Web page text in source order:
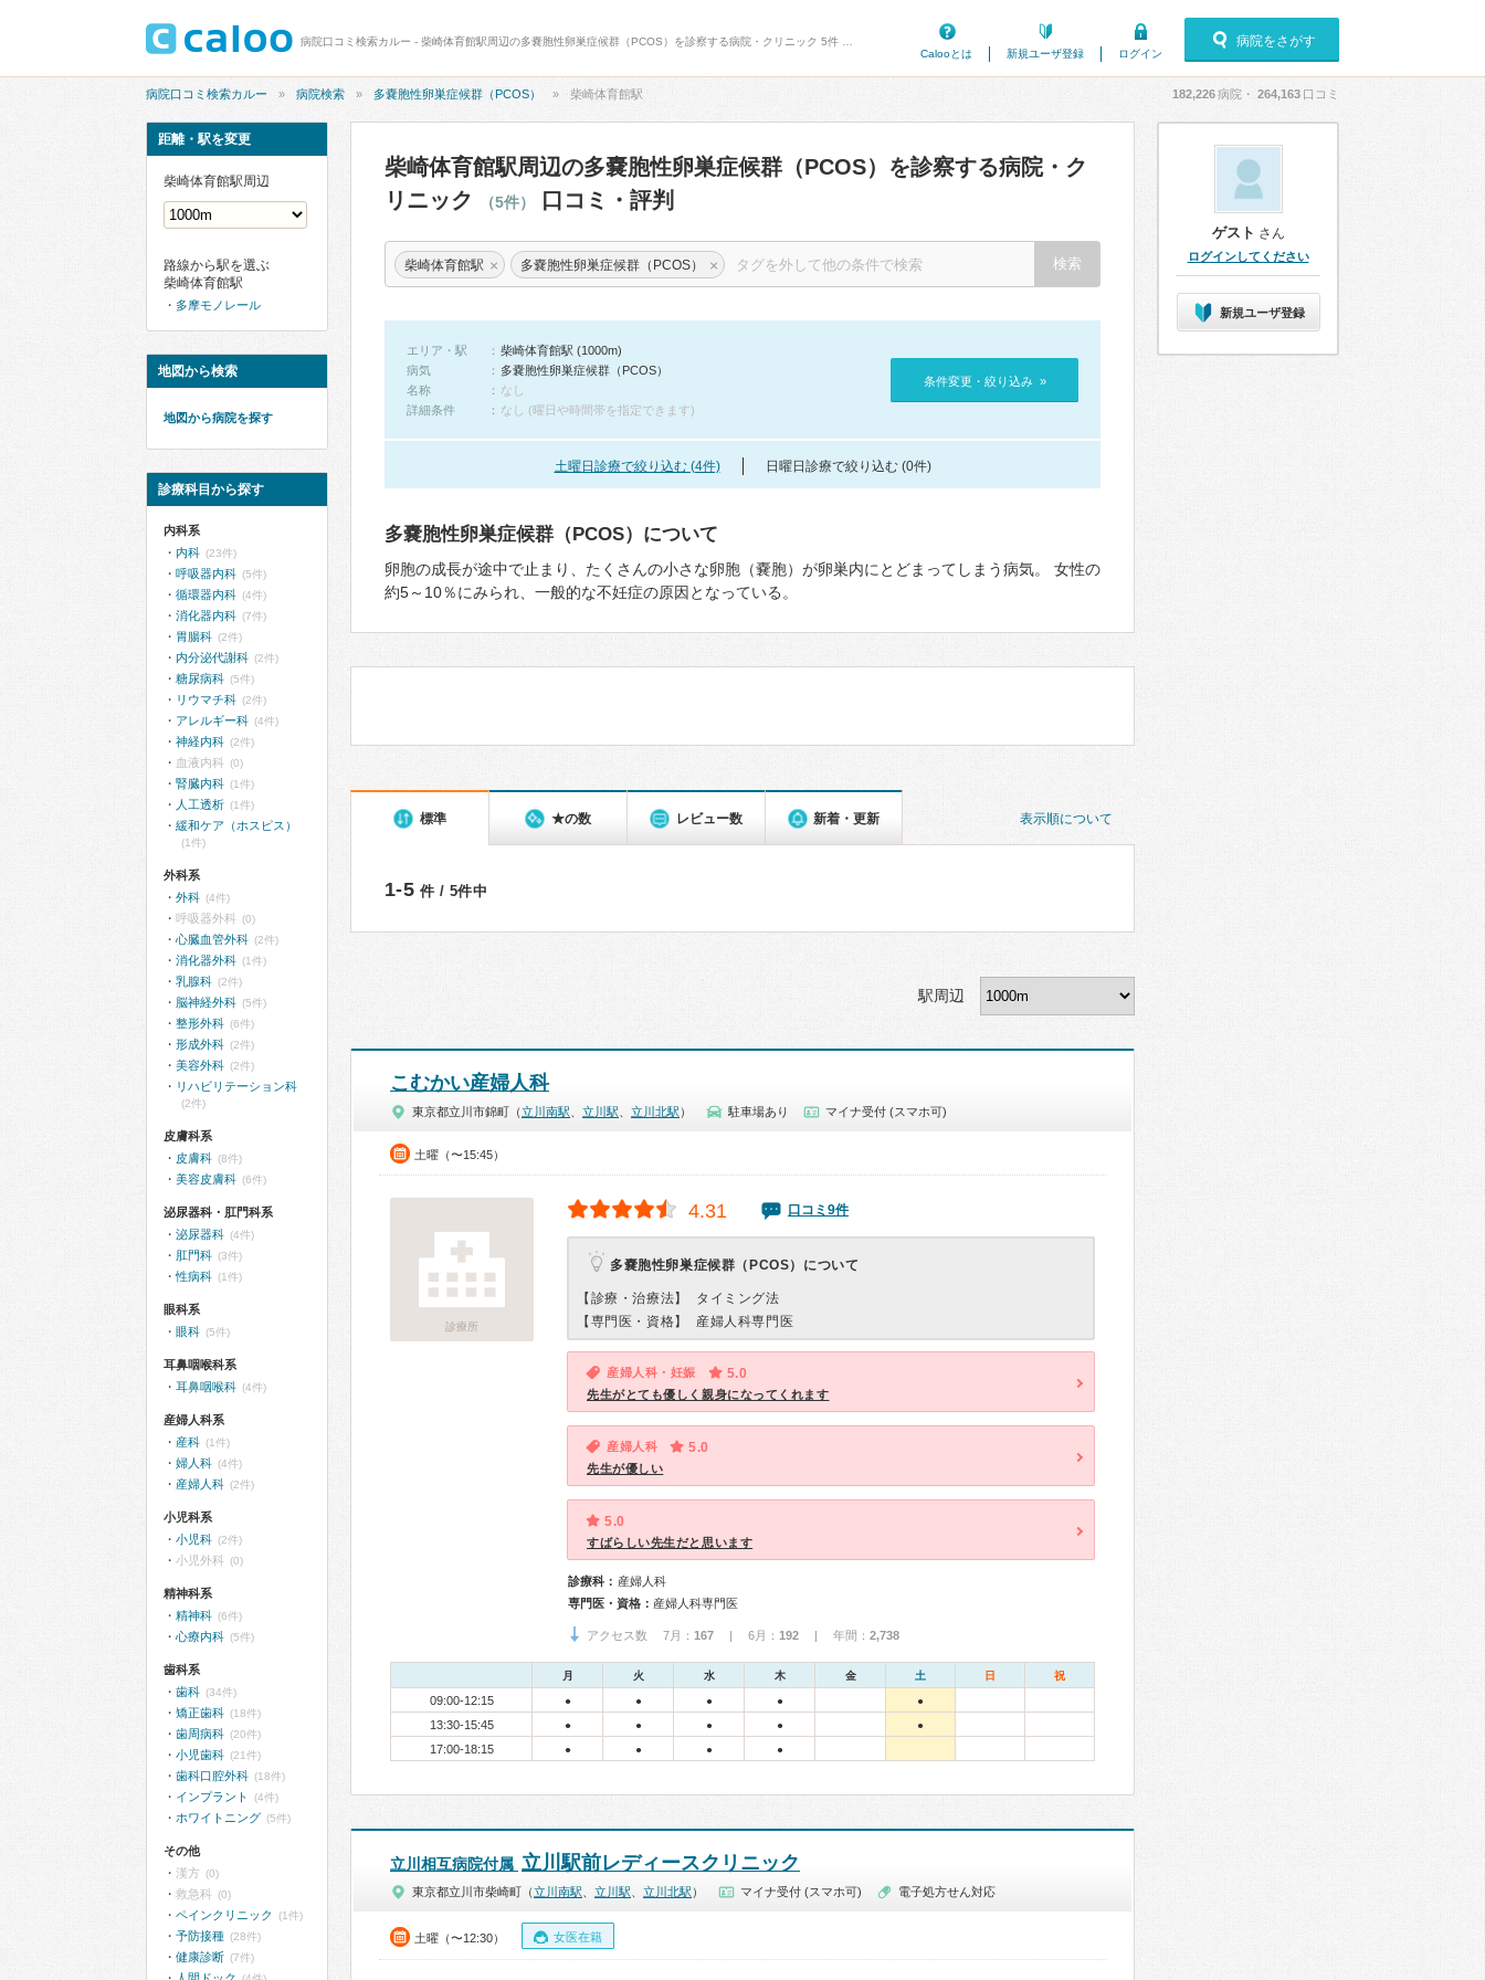
Calooとは
新規ユーザ登録 ログイン
病院をさがす
病院口コミ検索カルー 病院検索 多嚢胞性卵巣症候群（PCOS） 柴崎体育館駅 182,226病院・ 264,163 口コミ
柴崎体育館駅周辺の多嚢胞性卵巣症候群（PCOS）を診察する病院・ク
リニック
（5件） 口コミ・評判
柴崎体育館駅 × 多嚢胞性卵巣症候群（PCOS） ×
エリア・駅
柴崎体育館駅 (1000m)
病気
多嚢胞性卵巣症候群（PCOS）
名称
なし
詳細条件
なし (曜日や時間帯を指定できます)
条件変更・絞り込み »
土曜日診療で絞り込む (4件) 日曜日診療で絞り込む (0件)
多嚢胞性卵巣症候群（PCOS）について
卵胞の成⻑が途中で止まり、たくさんの⼩さな卵胞（嚢胞）が卵巣内にとどまってしまう病気。 女性の
約5～10％にみられ、一般的な不妊症の原因となっている。
表示順について
標準 ★の数 レビュー数 新着・更新
1-5 件 / 5件中
駅周辺
こむかい産婦人科
東京都立川市錦町（立川南駅 立川駅 立川北駅 ） 駐車場あり マイナ受付 (スマホ可)
土曜（〜15:45）
診療所
4.31 口コミ9件
多嚢胞性卵巣症候群（PCOS）について
【診療・治療法】
タイミング法
【専門医・資格】
産婦人科専門医
産婦人科・妊娠 5.0
先生がとても優しく親身になってくれます
産婦人科 5.0
先生が優しい
5.0
すばらしい先生だと思います
診療科： 産婦人科
専門医・資格： 産婦人科専門医
アクセス数 7月： 167 | 6月： 192 | 年間： 2,738
月 火 水 木 金 土 日 祝
09:00-12:15 ● ● ● ● ●
13:30-15:45 ● ● ● ● ●
17:00-18:15 ● ● ● ●
立川相互病院付属 立川駅前レディースクリニック
東京都立川市柴崎町（立川南駅 立川駅 立川北駅 ） マイナ受付 (スマホ可) 電子処方せん対応
土曜（〜12:30） 女医在籍
距離・駅を変更
柴崎体育館駅周辺
路線から駅を選ぶ
柴崎体育館駅
多摩モノレール
地図から検索
地図から病院を探す
診療科目から探す
内科系
内科 (23件)
呼吸器内科 (5件)
循環器内科 (4件)
消化器内科 (7件)
胃腸科 (2件)
内分泌代謝科 (2件)
糖尿病科 (5件)
リウマチ科 (2件)
アレルギー科 (4件)
神経内科 (2件)
血液内科 (0)
腎臓内科 (1件)
人工透析 (1件)
緩和ケア（ホスピス）
(1件)
外科系
外科 (4件)
呼吸器外科 (0)
心臓血管外科 (2件)
消化器外科 (1件)
乳腺科 (2件)
脳神経外科 (5件)
整形外科 (6件)
形成外科 (2件)
美容外科 (2件)
リハビリテーション科
(2件)
皮膚科系
皮膚科 (8件)
美容皮膚科 (6件)
泌尿器科・肛門科系
泌尿器科 (4件)
肛門科 (3件)
性病科 (1件)
眼科系
眼科 (5件)
耳鼻咽喉科系
耳鼻咽喉科 (4件)
産婦人科系
産科 (1件)
婦人科 (4件)
産婦人科 (2件)
小児科系
小児科 (2件)
小児外科 (0)
精神科系
精神科 (6件)
心療内科 (5件)
歯科系
歯科 (34件)
矯正歯科 (18件)
歯周病科 (20件)
小児歯科 (21件)
歯科口腔外科 (18件)
インプラント (4件)
ホワイトニング (5件)
その他
漢方 (0)
救急科 (0)
ペインクリニック (1件)
予防接種 (28件)
健康診断 (7件)
ゲスト さん
ログインしてください
新規ユーザ登録